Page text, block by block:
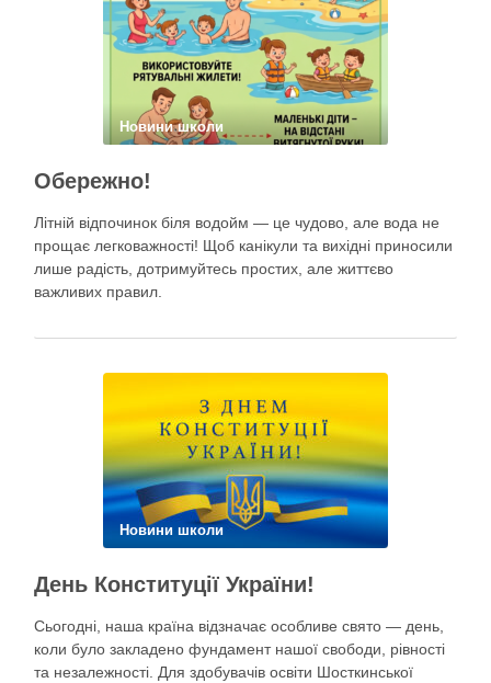
Новини школи
Обережно!
Літній відпочинок біля водойм — це чудово, але вода не
прощає легковажності! Щоб канікули та вихідні приносили
лише радість, дотримуйтесь простих, але життєво
важливих правил.
Новини школи
День Конституції України!
Сьогодні, наша країна відзначає особливе свято — день,
коли було закладено фундамент нашої свободи, рівності
та незалежності. Для здобувачів освіти Шосткинської